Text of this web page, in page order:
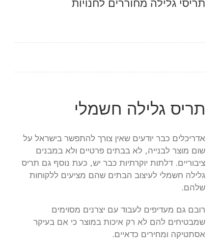
תריסי גלילה מחוררים לחנויות
תריס גלילה חשמלי
אדריכלים כבר יודעים שאין צורך להתפשר בישראל על
שום מוצר לבנייה, לא בבתים פרטיים ולא במבנים
ציבוריים. דלתות יוקרתיות כבר יש, כעת נוסף גם תריס
גלילה חשמלי לעיצוב הבתים שהם מציעים ללקוחות
שלהם.
רובם גם מעדיפים לעבוד עם יצרנים מסוימים
שמבטיחים להם לא רק איכות במוצר כי אם בעיקר
אסתטיקה ומחירים כדאיים.